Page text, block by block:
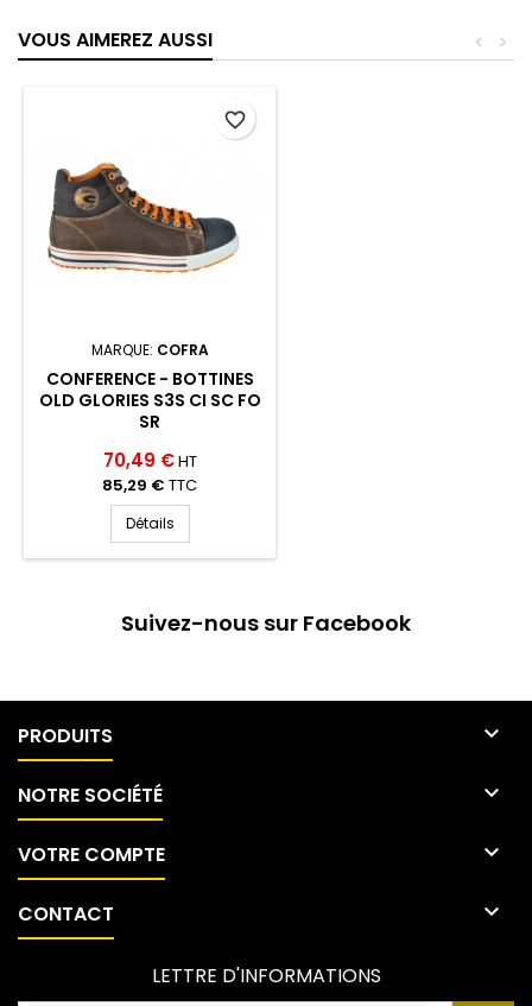
VOUS AIMEREZ AUSSI >
<
MARQUE: COFRA
CONFERENCE - BOTTINES
OLD GLORIES S3S CI SC FO
SR
70,49 €HT
85,29 € TTC
Détails
favorite_border
Suivez-nous sur Facebook
PRODUITS 
NOTRE SOCIÉTÉ 
VOTRE COMPTE 
CONTACT 
LETTRE D'INFORMATIONS